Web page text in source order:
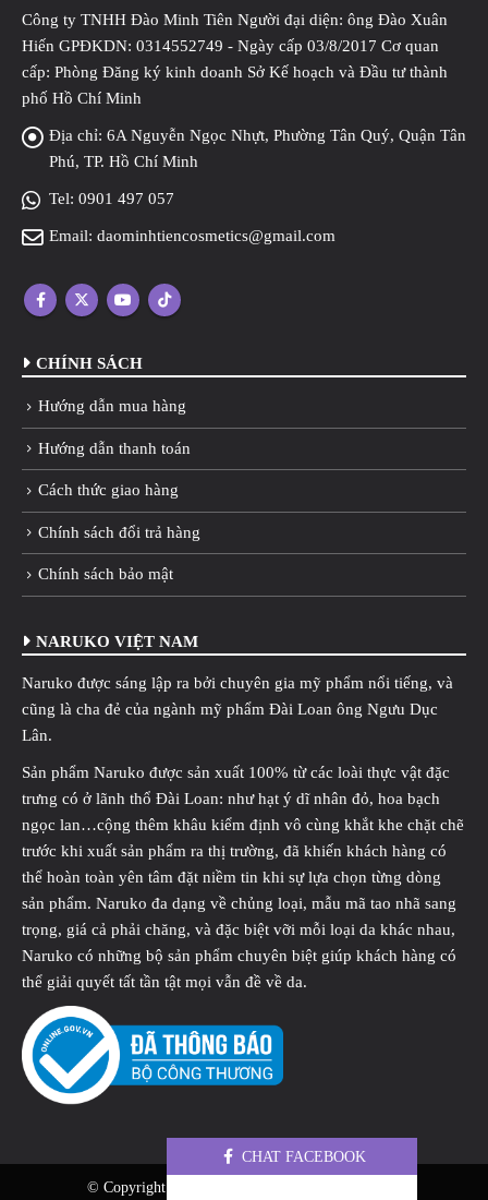
Công ty TNHH Đào Minh Tiên Người đại diện: ông Đào Xuân
Hiến GPĐKDN: 0314552749 - Ngày cấp 03/8/2017 Cơ quan
cấp: Phòng Đăng ký kinh doanh Sở Kế hoạch và Đầu tư thành
phố Hồ Chí Minh
Địa chỉ: 6A Nguyễn Ngọc Nhựt, Phường Tân Quý, Quận Tân
Phú, TP. Hồ Chí Minh
Tel: 0901 497 057
Email: daominhtiencosmetics@gmail.com
CHÍNH SÁCH
Hướng dẫn mua hàng
Hướng dẫn thanh toán
Cách thức giao hàng
Chính sách đổi trả hàng
Chính sách bảo mật
NARUKO VIỆT NAM
Naruko được sáng lập ra bởi chuyên gia mỹ phẩm nổi tiếng, và
cũng là cha đẻ của ngành mỹ phẩm Đài Loan ông Ngưu Dục
Lân.
Sản phẩm Naruko được sản xuất 100% từ các loài thực vật đặc
trưng có ở lãnh thổ Đài Loan: như hạt ý dĩ nhân đỏ, hoa bạch
ngọc lan…cộng thêm khâu kiểm định vô cùng khắt khe chặt chẽ
trước khi xuất sản phẩm ra thị trường, đã khiến khách hàng có
thể hoàn toàn yên tâm đặt niềm tin khi sự lựa chọn từng dòng
sản phẩm. Naruko đa dạng về chủng loại, mẫu mã tao nhã sang
trọng, giá cả phải chăng, và đặc biệt vỡi mỗi loại da khác nhau,
Naruko có những bộ sản phẩm chuyên biệt giúp khách hàng có
thể giải quyết tất tần tật mọi vẫn đề về da.
© Copyright 2017 naruko.vn. All Rights Reserved.
CHAT FACEBOOK